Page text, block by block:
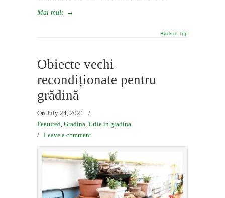
Mai mult →
Back to Top
Obiecte vechi
recondiționate pentru
grădină
On July 24, 2021
/
Featured Gradina Utile in gradina
/ Leave a comment